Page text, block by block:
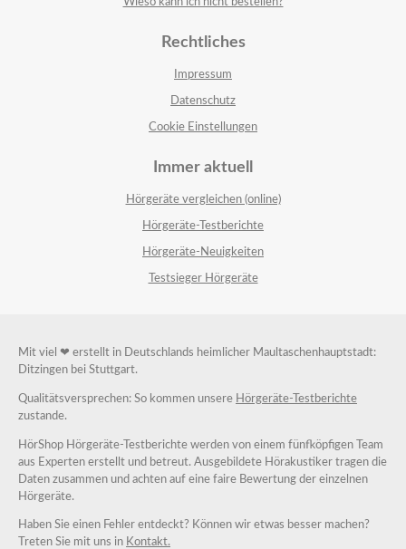
Wieso kann ich nicht bestellen?
Rechtliches
Impressum
Datenschutz
Cookie Einstellungen
Immer aktuell
Hörgeräte vergleichen (online)
Hörgeräte-Testberichte
Hörgeräte-Neuigkeiten
Testsieger Hörgeräte
Mit viel ❤ erstellt in Deutschlands heimlicher Maultaschenhauptstadt:
Ditzingen bei Stuttgart.
Qualitätsversprechen: So kommen unsere Hörgeräte-Testberichte
zustande.
HörShop Hörgeräte-Testberichte werden von einem fünfköpfigen Team
aus Experten erstellt und betreut. Ausgebildete Hörakustiker tragen die
Daten zusammen und achten auf eine faire Bewertung der einzelnen
Hörgeräte.
Haben Sie einen Fehler entdeckt? Können wir etwas besser machen?
Treten Sie mit uns in Kontakt.